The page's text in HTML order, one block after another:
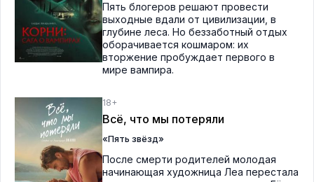
Пять блогеров решают провести
выходные вдали от цивилизации, в
глубине леса. Но беззаботный отдых
оборачивается кошмаром: их
вторжение пробуждает первого в
мире вампира.
18+
Всё, что мы потеряли
«Пять звёзд»
После смерти родителей молодая
начинающая художница Леа перестала